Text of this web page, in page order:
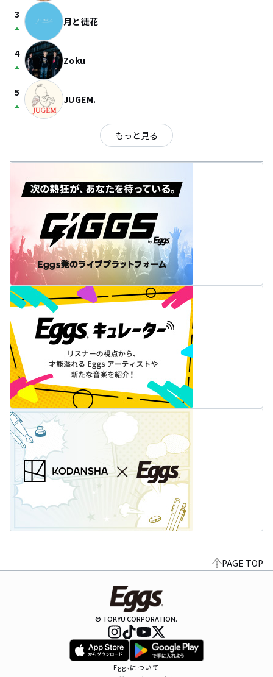
3
arrow_drop_up 月と徒花
4
arrow_drop_up Zoku
5
arrow_drop_up JUGEM.
もっと見る
PAGE TOP
© TOKYU CORPORATION.
Eggsについて